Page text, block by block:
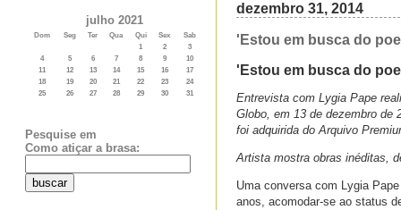
julho 2021
Dom Seg Ter Qua Qui Sex
Sab
1
2
3
4
5 6 7 8 9
10
11
12 13 14 15 16
17
18
19 20 21 22 23
24
25
26 27 28 29 30 31
Pesquise em
Como atiçar a brasa:
dezembro 31, 2014
'Estou em busca do
'Estou em busca do
Entrevista com Lygia Pape
Globo, em 13 de dezembro de
foi adquirida do Arquivo
Artista mostra obras inéditas,
Uma conversa com Lygia
anos, acomodar-se ao status